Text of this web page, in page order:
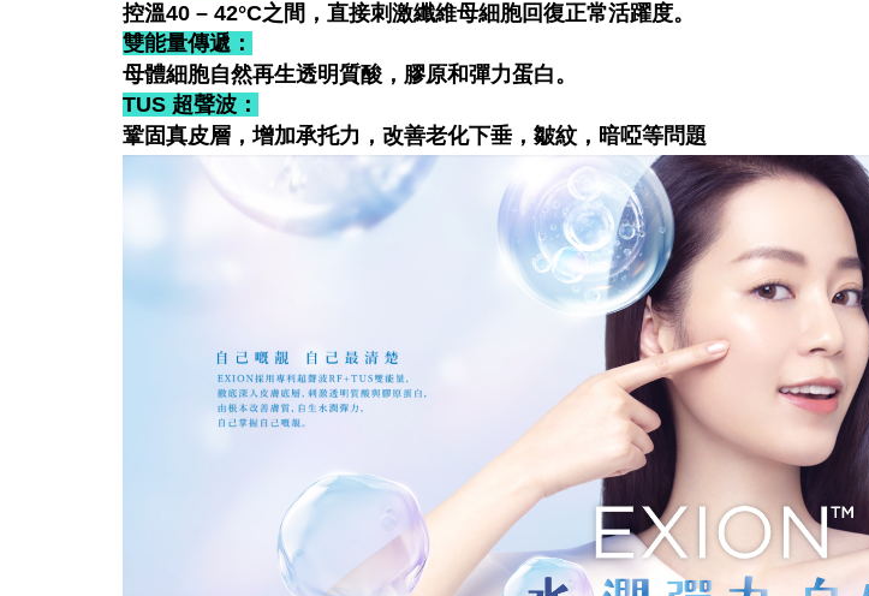
控溫40 – 42°C之間，直接刺激纖維母細胞回復正常活躍度。
雙能量傳遞：
母體細胞自然再生透明質酸，膠原和彈力蛋白。
TUS 超聲波：
鞏固真皮層，增加承托力，改善老化下垂，皺紋，暗啞等問題